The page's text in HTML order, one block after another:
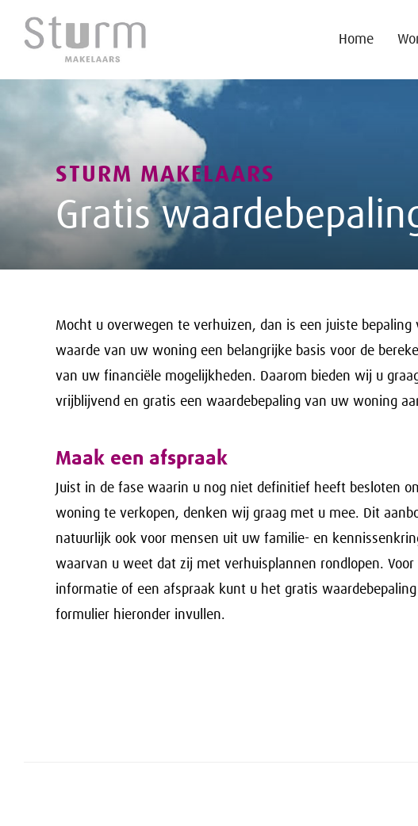
Home
STURM MAKELAARS
Gratis
Mocht u overwegen te verhuizen, dan is een juiste bepaling
waarde van uw woning een belangrijke basis voor de
van uw financiële mogelijkheden. Daarom bieden wij u
vrijblijvend en gratis een waardebepaling van uw woning
Maak een afspraak
Juist in de fase waarin u nog niet definitief heeft besloten
woning te verkopen, denken wij graag met u mee. Dit
natuurlijk ook voor mensen uit uw familie- en
waarvan u weet dat zij met verhuisplannen rondlopen. Voor
informatie of een afspraak kunt u het gratis waardebepaling
formulier hieronder invullen.